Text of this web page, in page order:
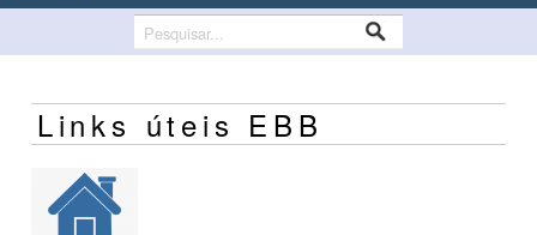
Canais
Links úteis EBB